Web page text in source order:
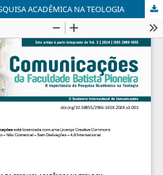
ACADÊMICA NA TEOLOGIA